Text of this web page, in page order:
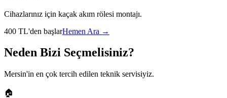
Cihazlarınız için kaçak akım rölesi montajı.
400 TL'den başlarHemen Ara →
Neden Bizi Seçmelisiniz?
Mersin'in en çok tercih edilen teknik servisiyiz.
🏠